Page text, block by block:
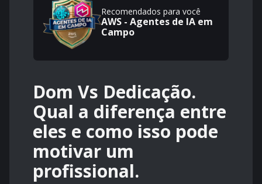
Recomendados para você
AWS - Agentes de IA em
Campo
Dom Vs Dedicação.
Qual a diferença entre
eles e como isso pode
motivar um
profissional.